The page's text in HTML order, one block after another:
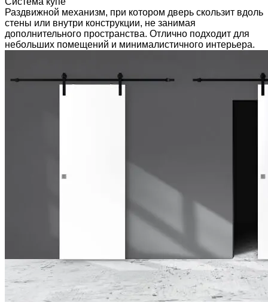
Раздвижной механизм, при котором дверь скользит вдоль
стены или внутри конструкции, не занимая
дополнительного пространства. Отлично подходит для
небольших помещений и минималистичного интерьера.